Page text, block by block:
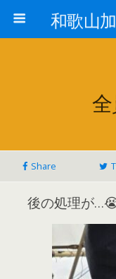
Share
後の処理が